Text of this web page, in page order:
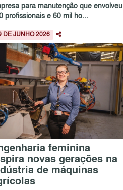
para manutenção que envolveu
profissionais e 60 mil ho...
DE JUNHO 2026
feminina
novas gerações na
de máquinas